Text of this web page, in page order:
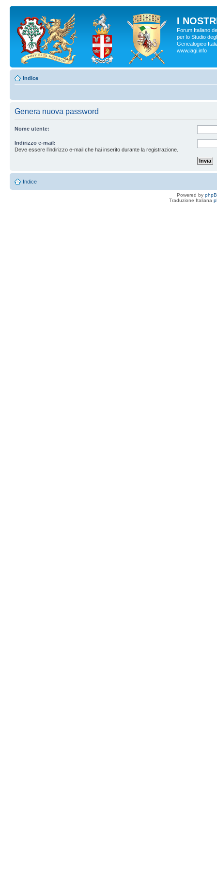
I
Forum Italiano
per lo Studio
Genealogico
www.iagi.info
Indice
Genera nuova password
Nome utente:
Indirizzo e-mail:
Deve essere l’indirizzo e-mail che hai inserito durante la registrazione.
Indice
Powered by
Traduzione Italiana